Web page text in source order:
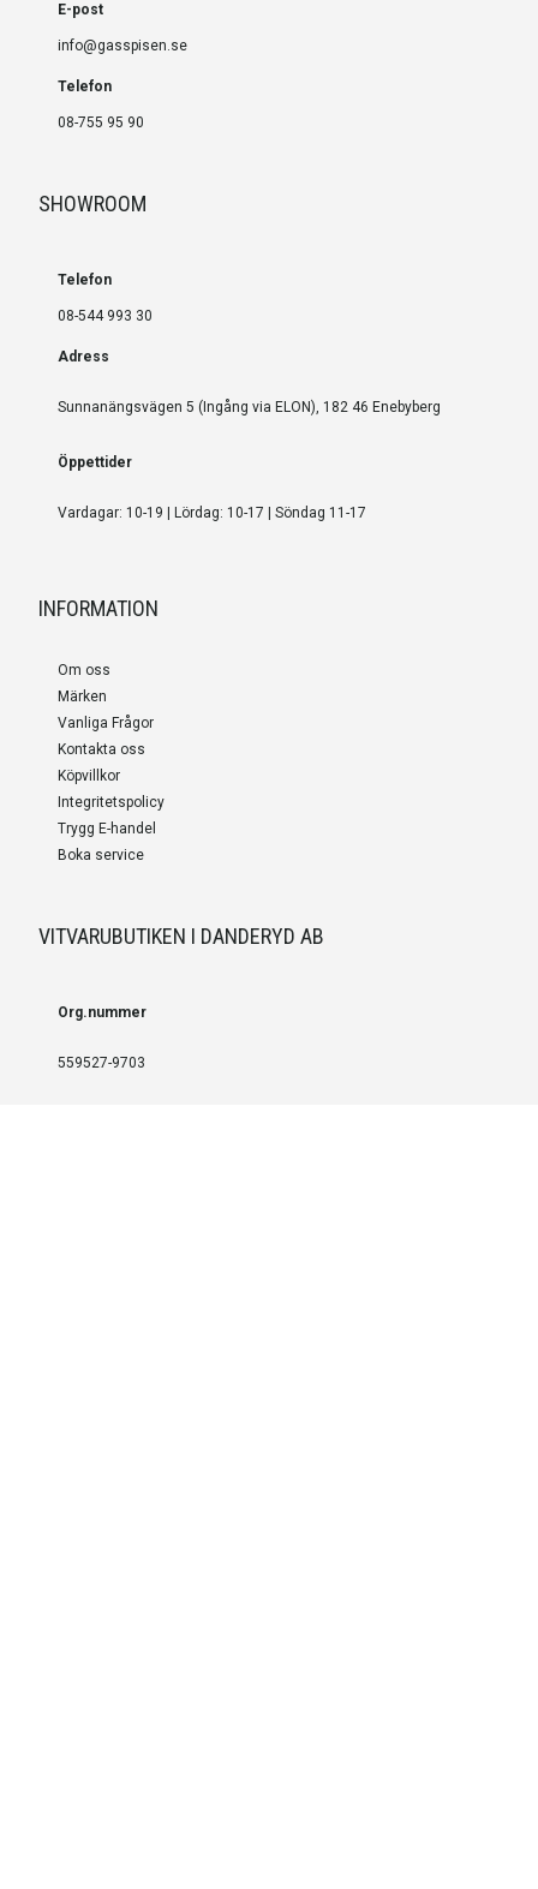
E-post
info@gasspisen.se
Telefon
08-755 95 90
SHOWROOM
Telefon
08-544 993 30
Adress
Sunnanängsvägen 5 (Ingång via ELON), 182 46 Enebyberg
Öppettider
Vardagar: 10-19 | Lördag: 10-17 | Söndag 11-17
INFORMATION
Om oss
Märken
Vanliga Frågor
Kontakta oss
Köpvillkor
Integritetspolicy
Trygg E-handel
Boka service
VITVARUBUTIKEN I DANDERYD AB
Org.nummer
559527-9703